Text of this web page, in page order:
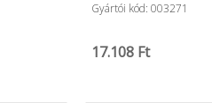
Gyártói kód: 003271
17.108 Ft